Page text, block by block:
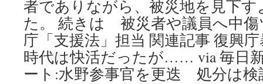
者でありながら、被災地を見下
た。 続きは 被災者や議員へ中傷
庁「支援法」担当 関連記事 復興
時代は快活だったが…… via 毎日
ート:水野参事官を更迭 処分は検